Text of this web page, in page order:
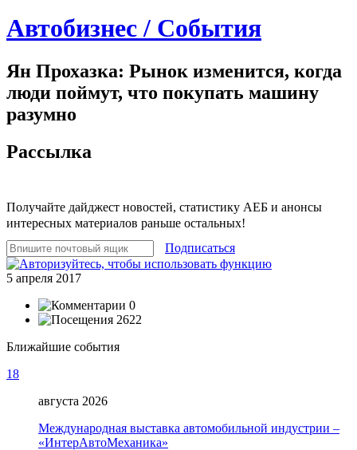
Автобизнес / События
Ян Прохазка: Рынок изменится, когда
люди поймут, что покупать машину
разумно
Рассылка
Получайте дайджест новостей, статистику АЕБ и анонсы
интересных материалов раньше остальных!
Подписаться
5 апреля 2017
0
2622
Ближайшие события
18
августа 2026
Международная выставка автомобильной индустрии –
«ИнтерАвтоМеханика»